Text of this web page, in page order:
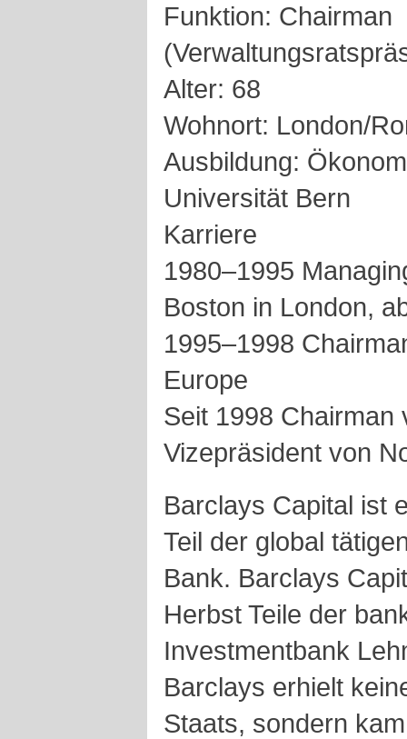
Funktion: Chairman
Alter: 68
Wohnort: London/
Ausbildung:
Universität Bern
Karriere
1980–1995
Boston in London,
1995–1998
Europe
Seit 1998 Chairman
Vizepräsident von
Barclays Capital ist
Teil der global
Bank. Barclays
Herbst Teile der
Investmentbank
Barclays erhielt
Staats, sondern